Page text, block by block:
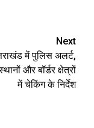
Next
में पुलिस अलर्ट,
और बॉर्डर क्षेत्रों
में चेकिंग के निर्देश